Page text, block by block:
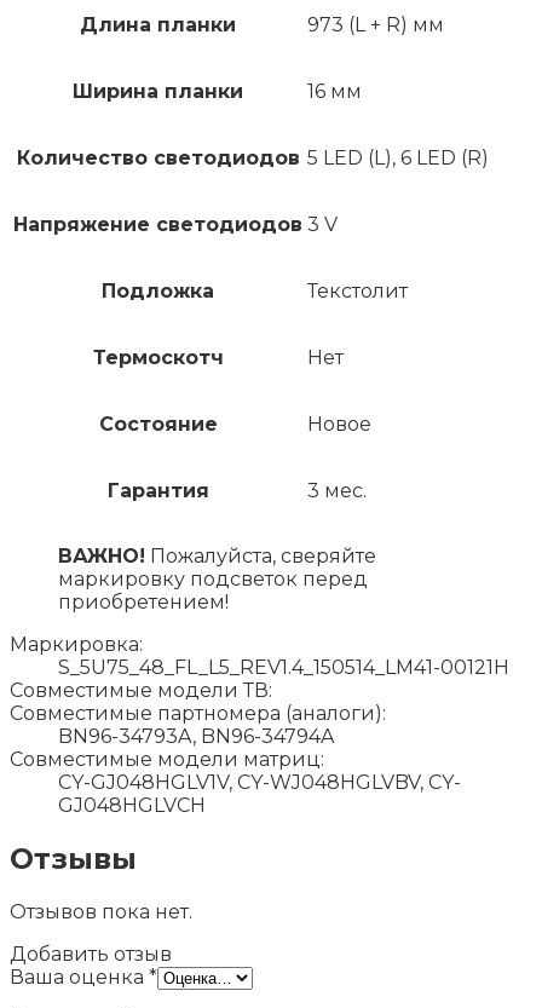
Длина планки 973 (L + R) мм
Ширина планки 16 мм
Количество светодиодов 5 LED (L), 6 LED (R)
Напряжение светодиодов 3 V
Подложка Текстолит
Термоскотч Нет
Состояние Новое
Гарантия 3 мес.
ВАЖНО! Пожалуйста, сверяйте
маркировку подсветок перед
приобретением!
Маркировка:
S_5U75_48_FL_L5_REV1.4_150514_LM41-00121H
Совместимые модели ТВ:
Совместимые партномера (аналоги):
BN96-34793A, BN96-34794A
Совместимые модели матриц:
CY-GJ048HGLV1V, CY-WJ048HGLVBV, CY-
GJ048HGLVCH
Отзывы
Отзывов пока нет.
Добавить отзыв
Ваша оценка *